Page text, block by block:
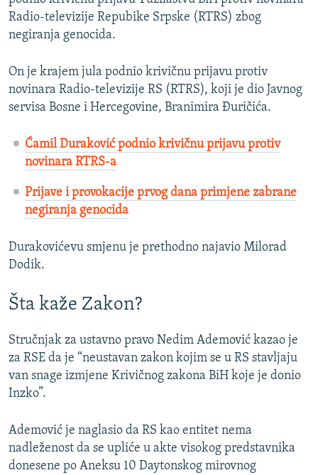
Radio-televizije Repubike Srpske (RTRS) zbog
negiranja genocida.
On je krajem jula podnio krivičnu prijavu protiv
novinara Radio-televizije RS (RTRS), koji je dio Javnog
servisa Bosne i Hercegovine, Branimira Đuričića.
Ćamil Duraković podnio krivičnu prijavu protiv
novinara RTRS-a
Prijave i provokacije prvog dana primjene zabrane
negiranja genocida
Durakovićevu smjenu je prethodno najavio Milorad
Dodik.
Šta kaže Zakon?
Stručnjak za ustavno pravo Nedim Ademović kazao je
za RSE da je “neustavan zakon kojim se u RS stavljaju
van snage izmjene Krivičnog zakona BiH koje je donio
Inzko”.
Ademović je naglasio da RS kao entitet nema
nadleženost da se upliće u akte visokog predstavnika
donesene po Aneksu 10 Daytonskog mirovnog